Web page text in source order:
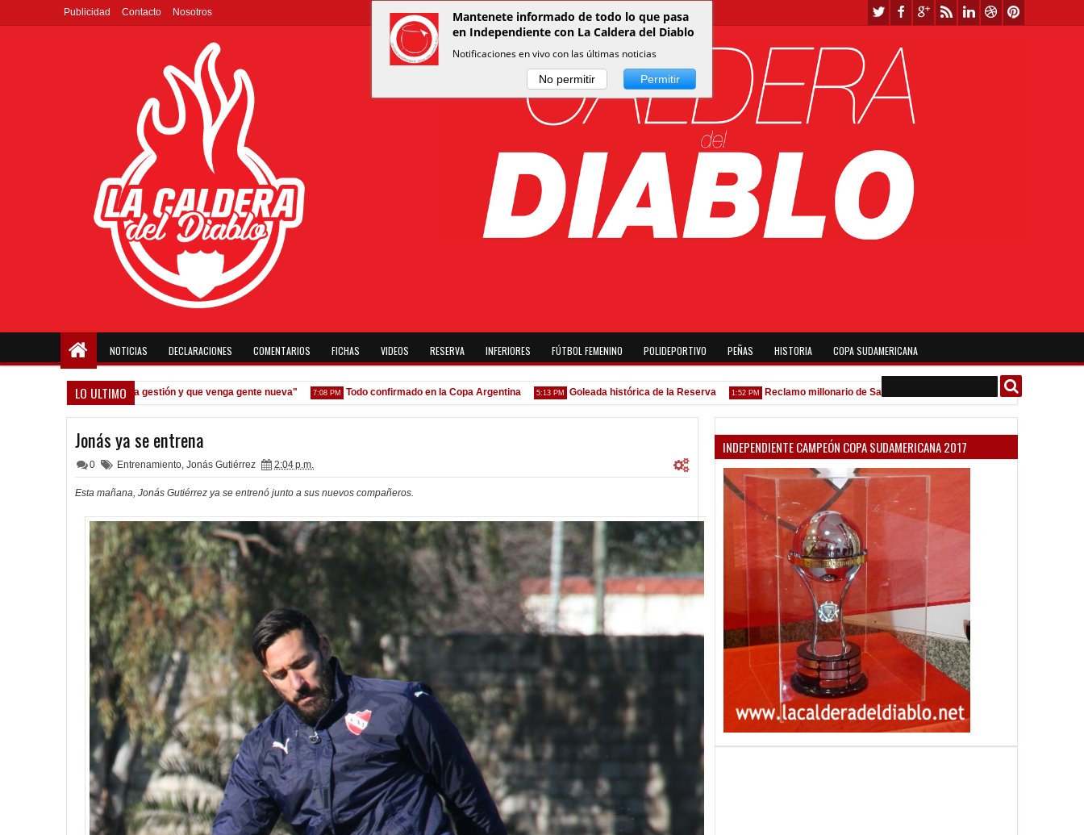
Publicidad Contacto Nosotros
NOTICIAS DECLARACIONES COMENTARIOS FICHAS VIDEOS RESERVA INFERIORES FÚTBOL FEMENINO POLIDEPORTIVO PEÑAS HISTORIA COPA SUDAMERICANA
LO ULTIMO
"Prefiero dejar la gestión y que venga gente nueva" 7:08 PM Todo confirmado en la Copa Argentina 5:13 PM Goleada histórica de la Reserva 1:52 PM Reclamo millonario de San Martín (SJ) Venta de localidades ante
Jonás ya se entrena
0 Entrenamiento, Jonás Gutiérrez 2:04 p.m.
Esta mañana, Jonás Gutiérrez ya se entrenó junto a sus nuevos compañeros.
INDEPENDIENTE CAMPEÓN COPA SUDAMERICANA 2017
Mantenete informado de todo lo que pasa
en Independiente con La Caldera del Diablo
Notificaciones en vivo con las últimas noticias
No permitir Permitir